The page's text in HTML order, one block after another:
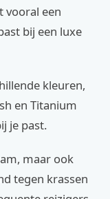
vooral een
bij een luxe
kleuren,
en Titanium
je past.
maar ook
tegen krassen